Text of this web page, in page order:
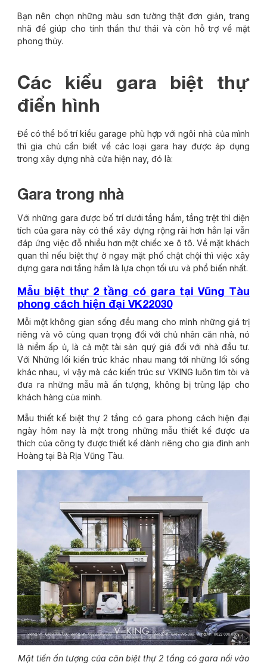
Bạn nên chọn những màu sơn tường thật đơn giản, trang
nhã để giúp cho tinh thần thư thái và còn hỗ trợ về mặt
phong thủy.
Các kiểu gara biệt thự
điển hình
Để có thể bố trí kiểu garage phù hợp với ngôi nhà của mình
thì gia chủ cần biết về các loại gara hay được áp dụng
trong xây dựng nhà cửa hiện nay, đó là:
Gara trong nhà
Với những gara được bố trí dưới tầng hầm, tầng trệt thì diện
tích của gara này có thể xây dựng rộng rãi hơn hẳn lại vẫn
đáp ứng việc đỗ nhiều hơn một chiếc xe ô tô. Về mặt khách
quan thì nếu biệt thự ở ngay mặt phố chật chội thì việc xây
dựng gara nơi tầng hầm là lựa chọn tối ưu và phổ biến nhất.
Mẫu biệt thự 2 tầng có gara tại Vũng Tàu
phong cách hiện đại VK22030
Mỗi một không gian sống đều mang cho mình những giá trị
riêng và vô cùng quan trọng đối với chủ nhân căn nhà, nó
là niềm ấp ủ, là cả một tài sản quý giá đối với nhà đầu tư.
Với Những lối kiến trúc khác nhau mang tới những lối sống
khác nhau, vì vậy mà các kiến trúc sư VKING luôn tìm tòi và
đưa ra những mẫu mã ấn tượng, không bị trùng lặp cho
khách hàng của mình.
Mẫu thiết kế biệt thự 2 tầng có gara phong cách hiện đại
ngày hôm nay là một trong những mẫu thiết kế được ưa
thích của công ty được thiết kế dành riêng cho gia đình anh
Hoàng tại Bà Rịa Vũng Tàu.
Mặt tiền ấn tượng của căn biệt thự 2 tầng có gara nối vào